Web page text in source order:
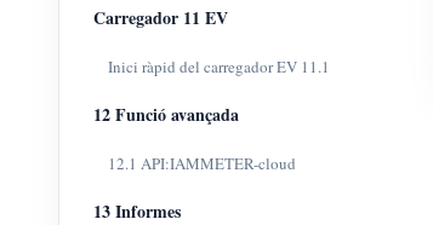
Carregador 11 EV
Inici ràpid del carregador EV 11.1
12 Funció avançada
12.1 API:IAMMETER-cloud
13 Informes